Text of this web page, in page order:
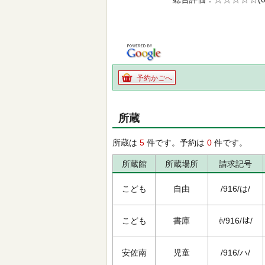
予約かごへ
所蔵
所蔵は 5 件です。予約は 0 件です。
所蔵館 所蔵場所 請求記号
こども 自由 /916/は/
こども 書庫 ﾎ/916/は/
安佐南 児童 /916/ハ/